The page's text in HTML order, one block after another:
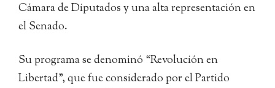
Cámara de Diputados y una alta representación en
el Senado.
Su programa se denominó “Revolución en
Libertad”, que fue considerado por el Partido